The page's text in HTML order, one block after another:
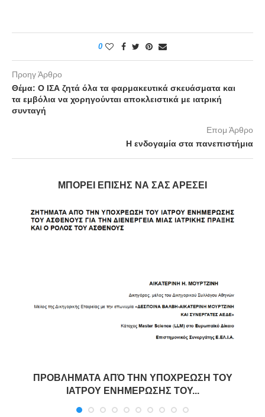
0
Προηγ Άρθρο
Θέμα: Ο ΙΣΑ ζητά όλα τα φαρμακευτικά σκευάσματα και
τα εμβόλια να χορηγούνται αποκλειστικά με ιατρική
συνταγή
Επομ Άρθρο
Η ενδογαμία στα πανεπιστήμια
ΜΠΟΡΕΊ ΕΠΊΣΗΣ ΝΑ ΣΑΣ ΑΡΈΣΕΙ
ΠΡΟΒΛΗΜΑΤΑ ΑΠΌ ΤΗΝ ΥΠΟΧΡΕΩΣΗ ΤΟΥ
ΙΑΤΡΟΥ ΕΝΗΜΕΡΩΣΗΣ ΤΟΥ...